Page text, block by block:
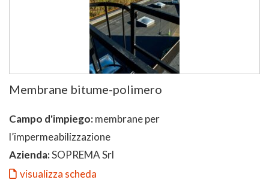
Membrane bitume-polimero
Campo d'impiego:membrane per
l’impermeabilizzazione
Azienda:SOPREMA Srl
visualizza scheda